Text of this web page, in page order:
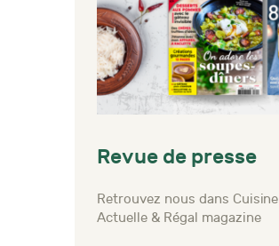
Revue de presse
Retrouvez nous dans Cuisine
Actuelle & Régal magazine